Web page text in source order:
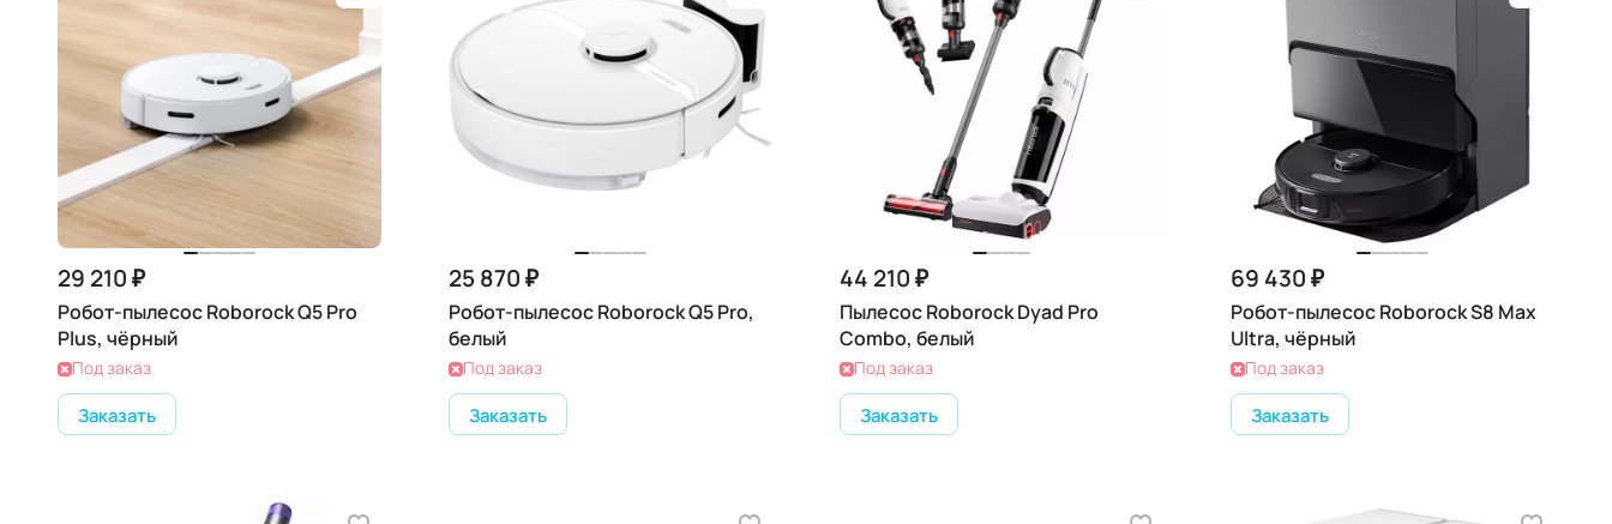
29 210 ₽
Робот-пылесос Roborock Q5 Pro
Plus, чёрный
Под заказ
Заказать
25 870 ₽
Робот-пылесос Roborock Q5 Pro,
белый
Под заказ
Заказать
44 210 ₽
Пылесос Roborock Dyad Pro
Combo, белый
Под заказ
Заказать
69 430 ₽
Робот-пылесос Roborock S8 Max
Ultra, чёрный
Под заказ
Заказать